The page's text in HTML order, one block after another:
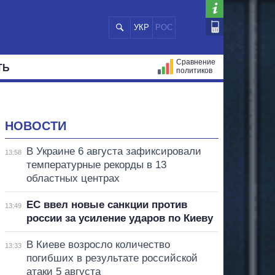
УКР РОС
Сравнение
политиков
НОВОСТИ
13:58
В Украине 6 августа зафиксировали
температурные рекорды в 13
областных центрах
13:49
ЕС ввел новые санкции против
россии за усиление ударов по Киеву
13:33
В Киеве возросло количество
погибших в результате российской
атаки 5 августа